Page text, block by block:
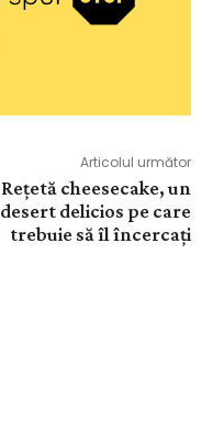
Articolul următor
Rețetă cheesecake, un
desert delicios pe care
trebuie să îl încercați